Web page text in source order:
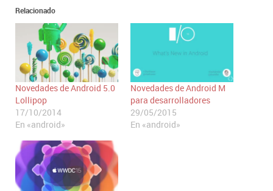
Relacionado
Novedades de Android 5.0
Lollipop
17/10/2014
En «android»
Novedades de Android M
para desarrolladores
29/05/2015
En «android»